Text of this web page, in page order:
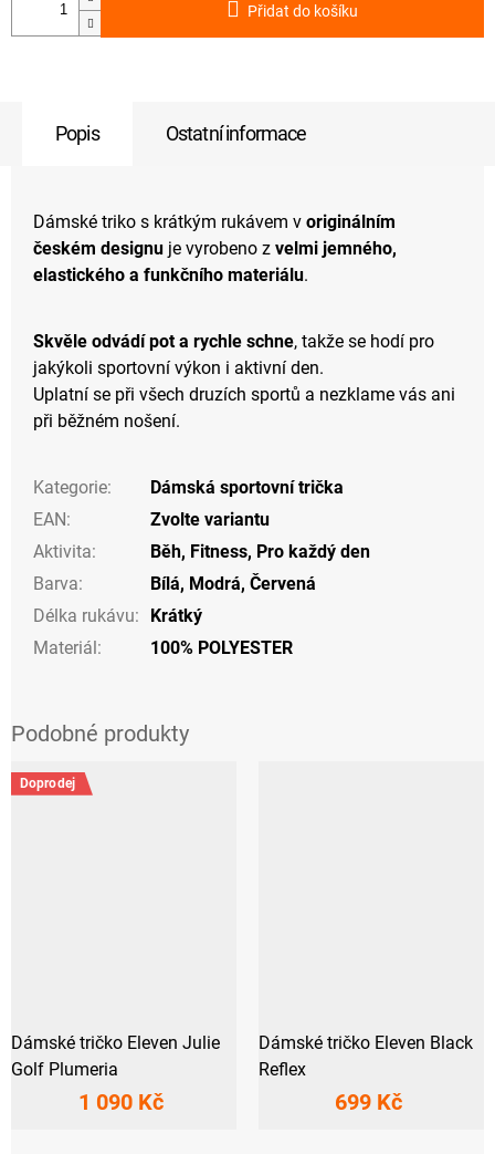
Přidat do košíku
Popis Ostatní informace
Dámské triko s krátkým rukávem v originálním
českém designu je vyrobeno z velmi jemného,
elastického a funkčního materiálu.
Skvěle odvádí pot a rychle schne, takže se hodí pro
jakýkoli sportovní výkon i aktivní den.
Uplatní se při všech druzích sportů a nezklame vás ani
při běžném nošení.
Kategorie:
Dámská sportovní trička
EAN:
Zvolte variantu
Aktivita: Běh, Fitness, Pro každý den
Barva: Bílá, Modrá, Červená
Délka rukávu:
Krátký
Materiál: 100% POLYESTER
Doprodej
Dámské tričko Eleven Julie
Golf Plumeria
1 090 Kč
Dámské tričko Eleven Black
Reflex
699 Kč